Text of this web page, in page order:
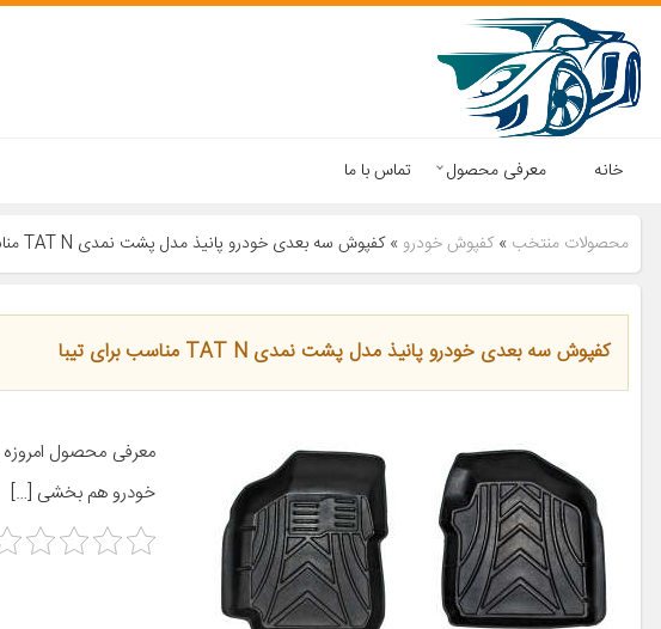
خانه معرفی محصول تماس با ما
محصولات منتخب » کفپوش خودرو»کفپوش سه بعدی خودرو پانیذ مدل پشت نمدی TAT N مناسب برای تیبا
کفپوش سه بعدی خودرو پانیذ مدل پشت نمدی TAT N مناسب برای تیبا
معرفی محصول امروزه
خودرو هم بخشی […]